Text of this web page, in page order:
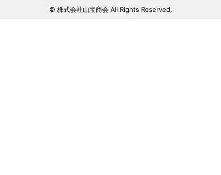
© 株式会社山宝商会 All Rights Reserved.